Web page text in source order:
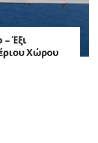
Έξι
Χώρου